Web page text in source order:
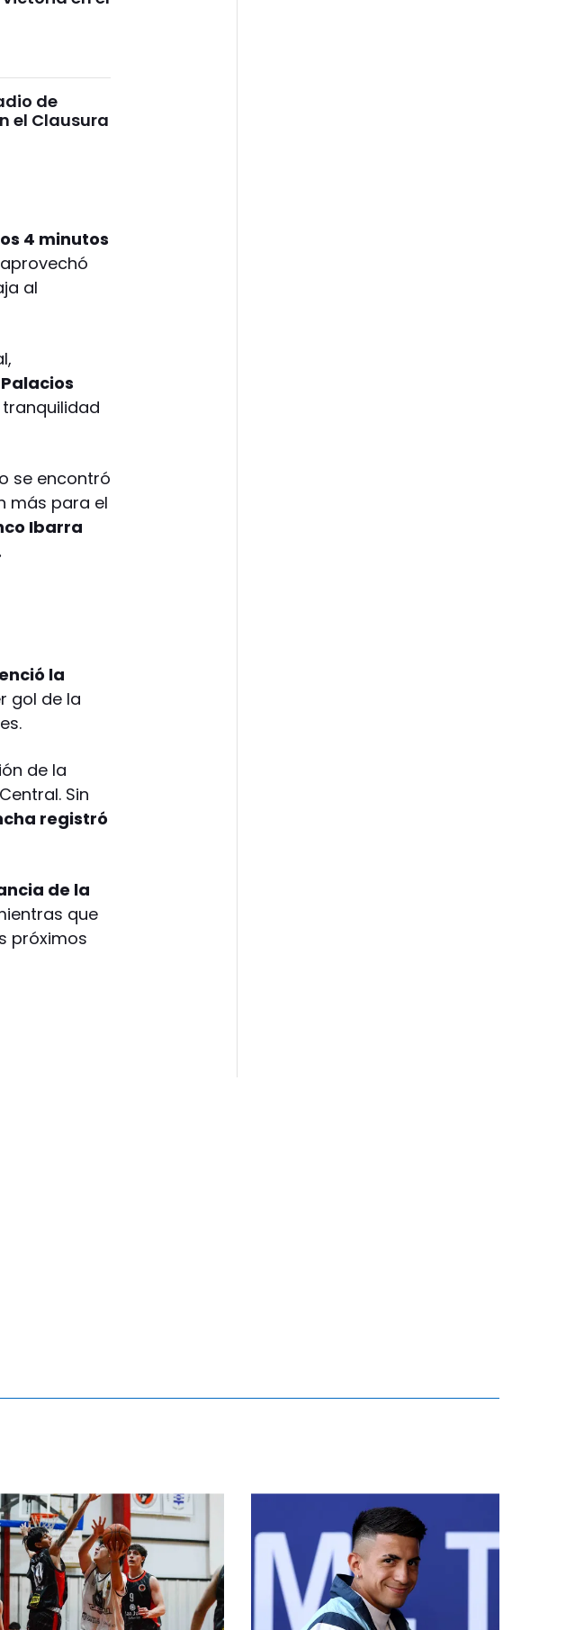
de
el Clausura
4 minutos
al
se encontró
más para el
Ibarra
la
gol de la
de la
Sin
registró
de la
que
próximos